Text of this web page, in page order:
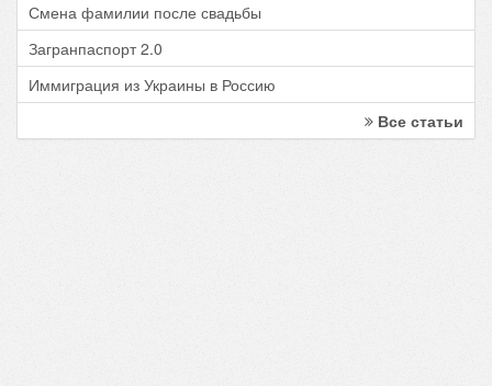
Смена фамилии после свадьбы
Загранпаспорт 2.0
Иммиграция из Украины в Россию
Все статьи